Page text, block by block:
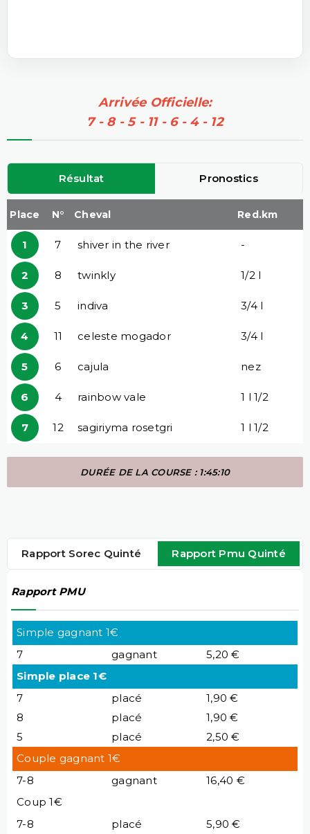
Arrivée Officielle:
7 - 8 - 5 - 11 - 6 - 4 - 12
Résultat Pronostics
Place N° Cheval Red.km
1 7 shiver in the river -
2 8 twinkly 1/2 l
3 5 indiva 3/4 l
4 11 celeste mogador 3/4 l
5 6 cajula nez
6 4 rainbow vale 1 l 1/2
7 12 sagiriyma rosetgri 1 l 1/2
DURÉE DE LA COURSE : 1:45:10
Rapport Sorec Quinté Rapport Pmu Quinté
Rapport PMU
Simple gagnant 1€
7
gagnant
5,20 €
Simple place 1€
7
placé
1,90 €
8
placé
1,90 €
5
placé
2,50 €
Couple gagnant 1€
7-8
gagnant
16,40 €
Coup 1€
7-8
placé 5,90 €